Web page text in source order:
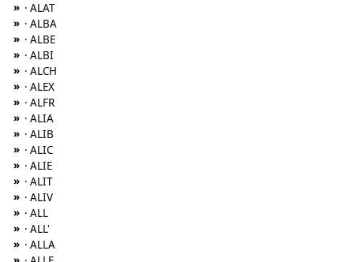
» · ALAT
» · ALBA
» · ALBE
» · ALBI
» · ALCH
» · ALEX
» · ALFR
» · ALIA
» · ALIB
» · ALIC
» · ALIE
» · ALIT
» · ALIV
» · ALL
» · ALL'
» · ALLA